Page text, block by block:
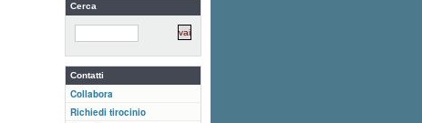
Cerca
Contatti
Collabora
Richiedi tirocinio